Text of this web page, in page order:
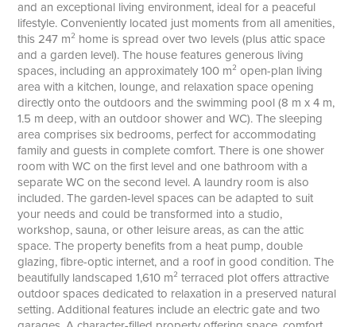
and an exceptional living environment, ideal for a peaceful
lifestyle. Conveniently located just moments from all amenities,
this 247 m² home is spread over two levels (plus attic space
and a garden level). The house features generous living
spaces, including an approximately 100 m² open-plan living
area with a kitchen, lounge, and relaxation space opening
directly onto the outdoors and the swimming pool (8 m x 4 m,
1.5 m deep, with an outdoor shower and WC). The sleeping
area comprises six bedrooms, perfect for accommodating
family and guests in complete comfort. There is one shower
room with WC on the first level and one bathroom with a
separate WC on the second level. A laundry room is also
included. The garden-level spaces can be adapted to suit
your needs and could be transformed into a studio,
workshop, sauna, or other leisure areas, as can the attic
space. The property benefits from a heat pump, double
glazing, fibre-optic internet, and a roof in good condition. The
beautifully landscaped 1,610 m² terraced plot offers attractive
outdoor spaces dedicated to relaxation in a preserved natural
setting. Additional features include an electric gate and two